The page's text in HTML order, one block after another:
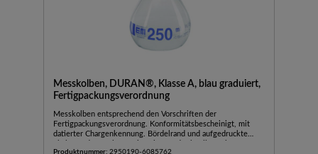
Messkolben, DURAN®, Klasse A, blau graduiert,
Fertigpackungsverordnung
Messkolben entsprechend den Vorschriften der
Fertigpackungsverordnung. Konformitätsbescheinigt, mit
datierter Chargenkennung. Bördelrand und aufgedruckte
Produktnummer: 2950190-6085762